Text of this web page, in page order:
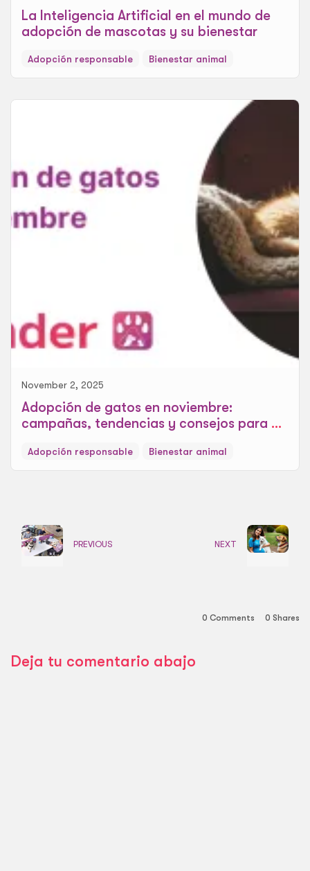
La Inteligencia Artificial en el mundo de
adopción de mascotas y su bienestar
Adopción responsable Bienestar animal
November 2, 2025
Adopción de gatos en noviembre:
campañas, tendencias y consejos para un
Adopción responsable Bienestar animal
PREVIOUS NEXT
0 Comments 0 Shares
Deja tu comentario abajo